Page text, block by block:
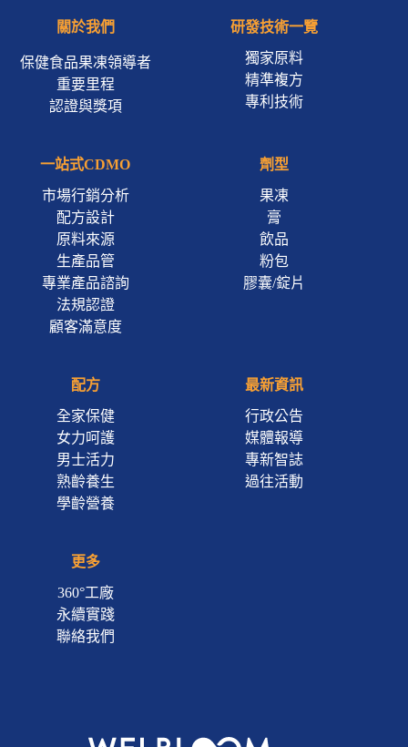
關於我們
保健食品果凍領導者
重要里程
認證與獎項
研發技術一覽
獨家原料
精準複方
專利技術
一站式CDMO
市場行銷分析
配方設計
原料來源
生產品管
專業產品諮詢
法規認證
顧客滿意度
劑型
果凍
膏
飲品
粉包
膠囊/錠片
配方
全家保健
女力呵護
男士活力
熟齡養生
學齡營養
最新資訊
行政公告
媒體報導
專新智誌
過往活動
更多
360°工廠
永續實踐
聯絡我們